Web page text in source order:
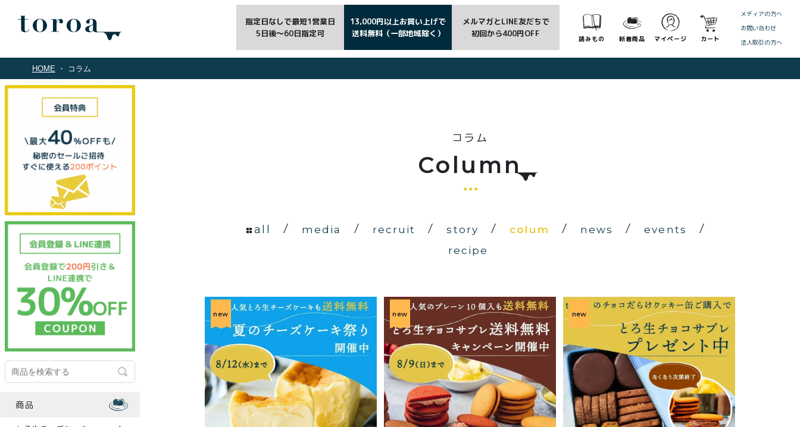
指定日なしで最短1営業日
5日後〜60日指定可
13,000円以上お買い上げで
送料無料（一部地域除く）
メルマガとLINE友だちで
初回から400円OFF
読みもの 新着商品 マイページ カート
メディアの方へ
お問い合わせ
法人取引の方へ
CLOSE
HOME コラム
コラム
Column
all media recruit story colum news
events
recipe
new new new
商品